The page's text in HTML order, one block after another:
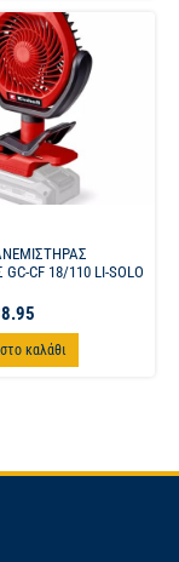
CF 18/110 LI-SOLO
καλάθι